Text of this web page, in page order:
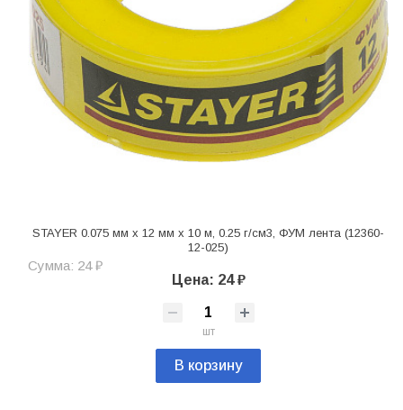
STAYER 0.075 мм х 12 мм х 10 м, 0.25 г/см3, ФУМ лента (12360-
12-025)
Сумма: 24 ₽
Цена: 24 ₽
шт
В корзину